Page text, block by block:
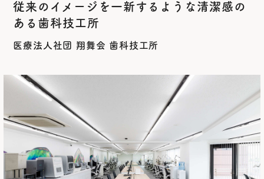
従来のイメージを一新するような清潔感の
ある歯科技工所
医療法人社団 翔舞会 歯科技工所